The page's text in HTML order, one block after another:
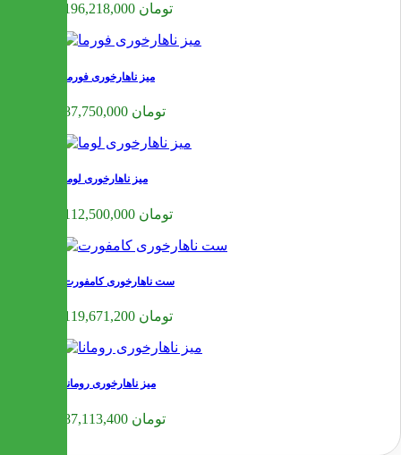
196,218,000 تومان
میز ناهارخوری فورما
87,750,000 تومان
میز ناهارخوری لوما
112,500,000 تومان
ست ناهارخوری کامفورت
119,671,200 تومان
میز ناهارخوری رومانا
87,113,400 تومان